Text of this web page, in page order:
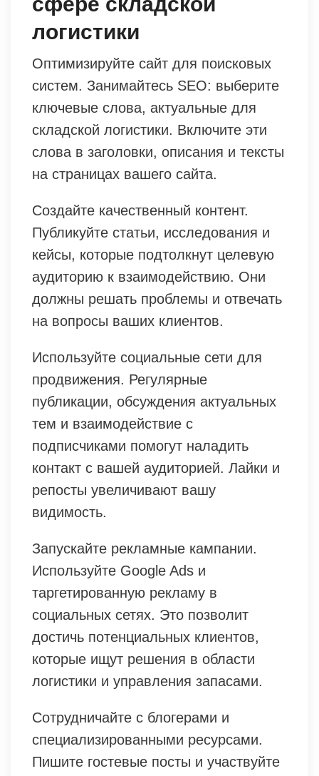
логистики
Оптимизируйте сайт для поисковых
систем. Занимайтесь SEO: выберите
ключевые слова, актуальные для
складской логистики. Включите эти
слова в заголовки, описания и тексты
на страницах вашего сайта.
Создайте качественный контент.
Публикуйте статьи, исследования и
кейсы, которые подтолкнут целевую
аудиторию к взаимодействию. Они
должны решать проблемы и отвечать
на вопросы ваших клиентов.
Используйте социальные сети для
продвижения. Регулярные
публикации, обсуждения актуальных
тем и взаимодействие с
подписчиками помогут наладить
контакт с вашей аудиторией. Лайки и
репосты увеличивают вашу
видимость.
Запускайте рекламные кампании.
Используйте Google Ads и
таргетированную рекламу в
социальных сетях. Это позволит
достичь потенциальных клиентов,
которые ищут решения в области
логистики и управления запасами.
Сотрудничайте с блогерами и
специализированными ресурсами.
Пишите гостевые посты и участвуйте